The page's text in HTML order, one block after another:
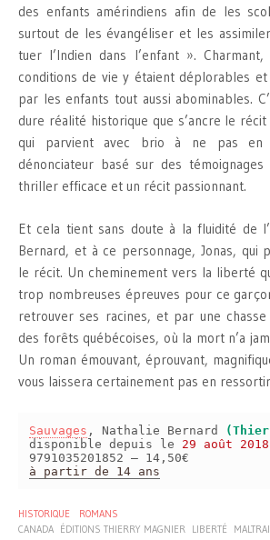
des enfants amérindiens afin de les
surtout de les évangéliser et les
tuer l’Indien dans l’enfant ».
conditions de vie y étaient déplorables
par les enfants tout aussi abominables.
dure réalité historique que s’ancre le
qui parvient avec brio à ne pas en
dénonciateur basé sur des
thriller efficace et un récit passionnant.
Et cela tient sans doute à la fluidité de
Bernard, et à ce personnage, Jonas, qui
le récit. Un cheminement vers la liberté
trop nombreuses épreuves pour ce
retrouver ses racines, et par une
des forêts québécoises, où la mort n’a
Un roman émouvant, éprouvant,
vous laissera certainement pas en
Sauvages , Nathalie Bernard
disponible depuis le 29 août 2018
9791035201852 – 14,50€
à partir de 14 ans
HISTORIQUE
ROMANS
CANADA ÉDITIONS THIERRY MAGNIER LIBERTÉ